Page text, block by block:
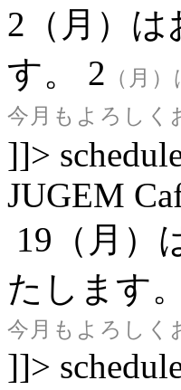
2（月）
す。
2 （月
今月もよろしく
]]>
JUGEM
19（月）
たします。
今月もよろしく
]]>